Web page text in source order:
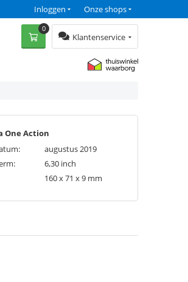
Onze shops
Inloggen
Klantenservice
0
One Action
augustus 2019
6,30 inch
160 x 71 x 9 mm